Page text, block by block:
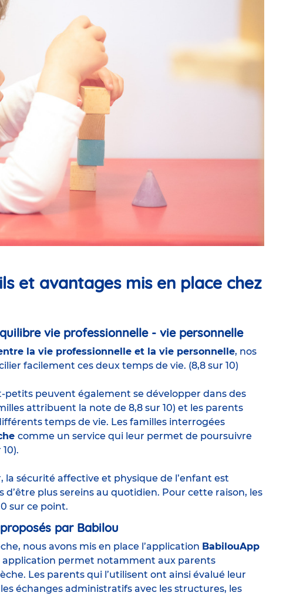
et avantages mis en place chez
vie professionnelle - vie personnelle
la vie professionnelle et la vie personnelle, nos
facilement ces deux temps de vie. (8,8 sur 10)
petits peuvent également se développer dans des
attribuent la note de 8,8 sur 10) et les parents
temps de vie. Les familles interrogées
comme un service qui leur permet de poursuivre
sécurité affective et physique de l’enfant est
plus sereins au quotidien. Pour cette raison, les
sur ce point.
par Babilou
nous avons mis en place l’application BabilouApp
application permet notamment aux parents
Les parents qui l’utilisent ont ainsi évalué leur
échanges administratifs avec les structures, les